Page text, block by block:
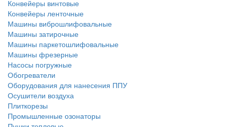
Конвейеры винтовые
Конвейеры ленточные
Машины виброшлифовальные
Машины затирочные
Машины паркетошлифовальные
Машины фрезерные
Насосы погружные
Обогреватели
Оборудования для нанесения ППУ
Осушители воздуха
Плиткорезы
Промышленные озонаторы